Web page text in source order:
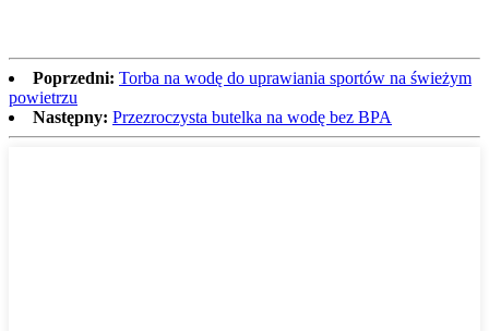
Poprzedni: Torba na wodę do uprawiania sportów na świeżym
powietrzu
Następny: Przezroczysta butelka na wodę bez BPA